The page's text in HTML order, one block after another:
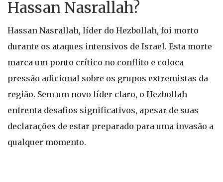
Hassan Nasrallah?
Hassan Nasrallah, líder do Hezbollah, foi morto
durante os ataques intensivos de Israel. Esta morte
marca um ponto crítico no conflito e coloca
pressão adicional sobre os grupos extremistas da
região. Sem um novo líder claro, o Hezbollah
enfrenta desafios significativos, apesar de suas
declarações de estar preparado para uma invasão a
qualquer momento.